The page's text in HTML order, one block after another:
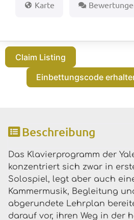
Karte
Claim Listing
Einbettungscode
Beschreibung
Das Klavierprogramm der
konzentriert sich zwar in
Solospiel, legt aber auch
Kammermusik, Begleitung
abgerundete Lehrplan
darauf vor, ihren Weg in der